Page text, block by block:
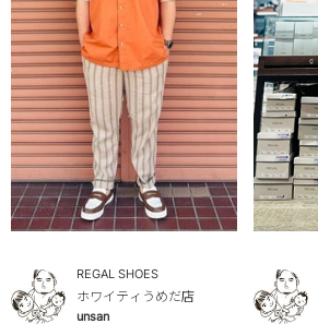
REGAL SHOES
ホワイティうめだ店
unsan